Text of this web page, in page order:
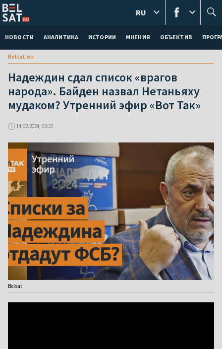
НОВОСТИ АНАЛИТИКА ИСТОРИИ МНЕНИЯ ОБЪЕКТИВ
RU
Belsat.eu
Надеждин сдал список «врагов
народа». Байден назвал Нетаньяху
мудаком? Утренний эфир «Вот Так»
14.02.2024, 03:22
Belsat